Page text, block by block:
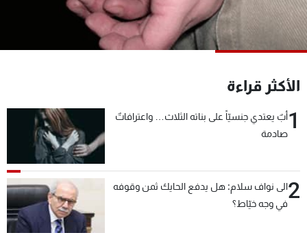
الأكثر قراءة
1أبٌ يعتدي جنسيّاً على بناته الثلاث… واعترافاتٌ
صادمة
2الى نواف سلام: هل يدفع الحايك ثمن وقوفه
في وجه خيّاط؟
جدول البرامج
شاهد البرامج
الترددات
عن MTV
لاعلاناتكم
شروط الإسـتخدام
سياسة الخصوصية